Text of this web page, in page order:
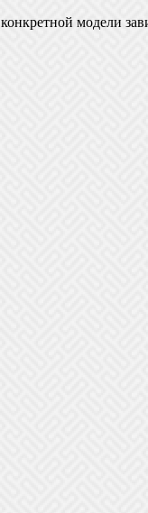
модели